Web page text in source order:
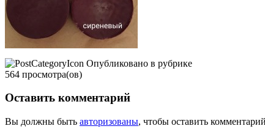
Опубликовано в рубрике
564 просмотра(ов)
Оставить комментарий
Вы должны быть авторизованы, чтобы оставить